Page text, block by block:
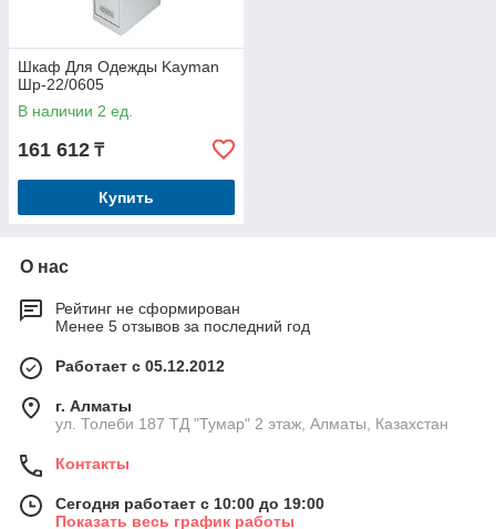
Шкаф Для Одежды Kayman
Шр-22/0605
В наличии 2 ед.
161 612 ₸
Купить
О нас
Рейтинг не сформирован
Менее 5 отзывов за последний год
Работает с 05.12.2012
г. Алматы
ул. Толеби 187 ТД "Тумар" 2 этаж, Алматы, Казахстан
Контакты
Сегодня работает с 10:00 до 19:00
Показать весь график работы